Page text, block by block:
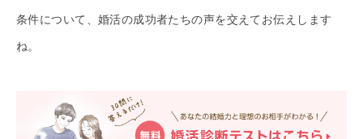
条件について、婚活の成功者たちの声を交えてお伝えします
ね。